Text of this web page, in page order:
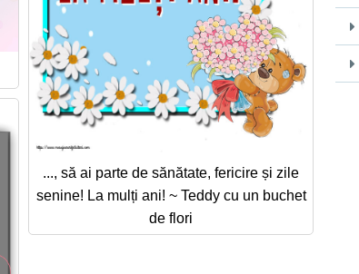
..., să ai parte de sănătate, fericire și zile
senine! La mulți ani! ~ Teddy cu un buchet
de flori